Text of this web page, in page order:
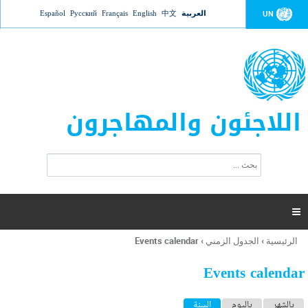
Jump to navigation UN العربية 中文
English
Français
Русский
Español
اللاجئون والمهاجرون
ت
ر
ل
ح
ب

أنت
هنا
الرئيسية › الجدول الزمني ›
Events calendar
Events calendar